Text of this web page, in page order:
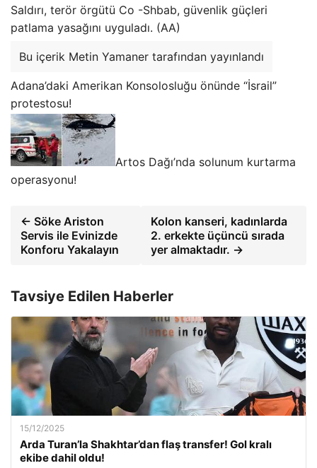
Saldırı, terör örgütü Co -Shbab, güvenlik güçleri
patlama yasağını uyguladı. (AA)
Bu içerik Metin Yamaner tarafından yayınlandı
Adana’daki Amerikan Konsolosluğu önünde “İsrail”
protestosu!
Artos Dağı’nda solunum kurtarma
operasyonu!
← Söke Ariston
Servis ile Evinizde
Konforu Yakalayın
Kolon kanseri, kadınlarda
2. erkekte üçüncü sırada
yer almaktadır. →
Tavsiye Edilen Haberler
15/12/2025
Arda Turan’la Shakhtar’dan flaş transfer! Gol kralı
ekibe dahil oldu!